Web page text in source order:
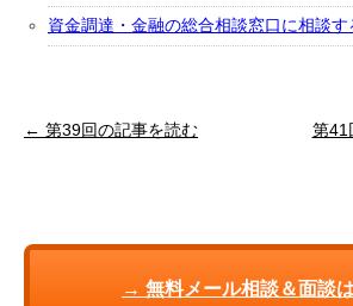
資金調達・金融の総合相談窓口に相談す
← 第39回の記事を読む 第41
→ 無料メール相談＆面談